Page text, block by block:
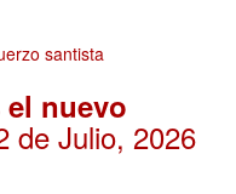
nuevo
de Julio, 2026